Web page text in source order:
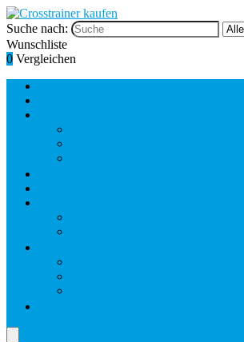
Suche nach:
Wunschliste
0 Vergleichen